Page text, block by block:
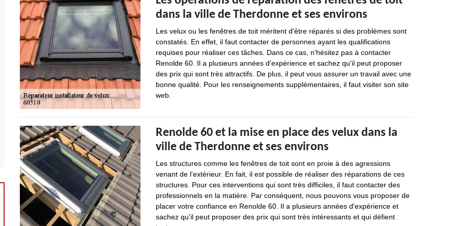
dans la ville de Therdonne et ses environs
Les velux ou les fenêtres de toit méritent d'être réparés si des problèmes sont
constatés. En effet, il faut contacter de personnes ayant les qualifications
requises pour réaliser ces tâches. Dans ce cas, n'hésitez pas à contacter
Renolde 60. Il a plusieurs années d'expérience et sachez qu'il peut proposer
des prix qui sont très attractifs. De plus, il peut vous assurer un travail avec une
bonne qualité. Pour les renseignements supplémentaires, il faut visiter son site
web.
Renolde 60 et la mise en place des velux dans la
ville de Therdonne et ses environs
Les structures comme les fenêtres de toit sont en proie à des agressions
venant de l'extérieur. En fait, il est possible de réaliser des réparations de ces
structures. Pour ces interventions qui sont très difficiles, il faut contacter des
professionnels en la matière. Par conséquent, nous pouvons vous proposer de
placer votre confiance en Renolde 60. Il a plusieurs années d'expérience et
sachez qu'il peut proposer des prix qui sont très intéressants et qui défient